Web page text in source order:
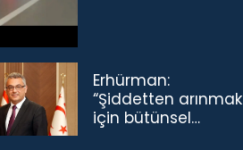
Erhürman:
“Şiddetten arınmak
için bütünsel